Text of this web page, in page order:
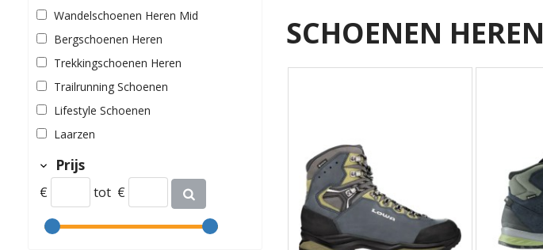
Wandelschoenen Heren Mid
Bergschoenen Heren
Trekkingschoenen Heren
Trailrunning Schoenen
Lifestyle Schoenen
Laarzen
Prijs
€ tot €
SCHOENEN HEREN